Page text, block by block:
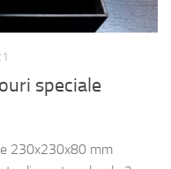
speciale
230x230x80 mm